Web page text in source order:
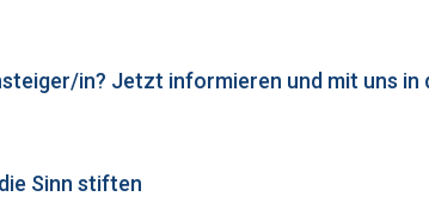
in? Jetzt informieren und mit uns in
Sinn stiften